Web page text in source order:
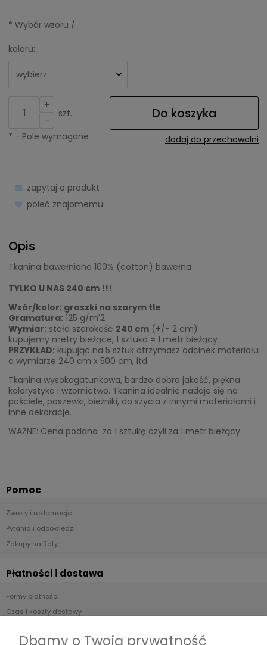
* Wybór wzoru /
koloru::
+
-
szt. Do koszyka
dodaj do przechowalni
* - Pole wymagane
zapytaj o produkt
poleć znajomemu
Opis
Tkanina bawełniana 100% (cotton) bawełna
TYLKO U NAS 240 cm !!!
Wzór/kolor: groszki na szarym tle
Gramatura: 125 g/m'2
Wymiar: stała szerokość 240 cm (+/- 2 cm)
kupujemy metry bieżące, 1 sztuka = 1 metr bieżący
PRZYKŁAD: kupując na 5 sztuk otrzymasz odcinek materiału
o wymiarze 240 cm x 500 cm, itd.
Tkanina wysokogatunkowa, bardzo dobra jakość, piękna
kolorystyka i wzornictwo. Tkanina idealnie nadaje się na
pościele, poszewki, bieżniki, do szycia z innymi materiałami i
inne dekoracje.
WAŻNE: Cena podana za 1 sztukę czyli za 1 metr bieżący
Pomoc
Zwroty i reklamacje
Pytania i odpowiedzi
Zakupy na Raty
Płatności i dostawa
Formy płatności
Czas i koszty dostawy
Dbamy o Twoją prywatność